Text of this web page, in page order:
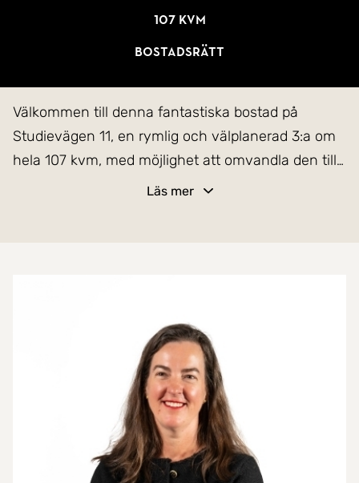
107 kvm
Bostadsrätt
Välkommen till denna fantastiska bostad på
Studievägen 11, en rymlig och välplanerad 3:a om
hela 107 kvm, med möjlighet att omvandla den till
en 4:a! Belägen en våning upp i huset erbjuder
som bjuder in till både avkoppling och sociala
stunder. Planlösningen är flexibel och gör det
enkelt att skapa ett extra sovrum om behovet
finns. De två befintliga sovrummen är rymliga med
bra förvaring. Lägenheten har dessutom ett stort
badrum samt en separat wc, en praktisk detalj
som gör vardagen smidig för hela familjen.
Läs mer